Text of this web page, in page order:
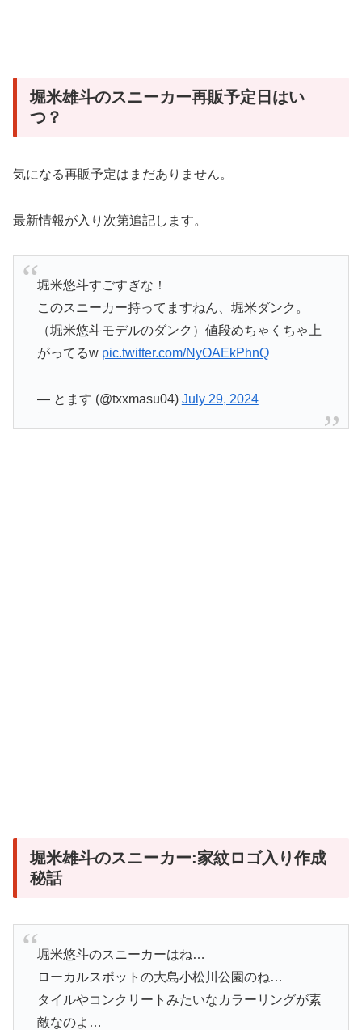
堀米雄斗のスニーカー再販予定日はい
つ？
気になる再販予定はまだありません。
最新情報が入り次第追記します。
堀米悠斗すごすぎな！
このスニーカー持ってますねん、堀米ダンク。
（堀米悠斗モデルのダンク）値段めちゃくちゃ上
がってるw pic.twitter.com/NyOAEkPhnQ
— とます (@txxmasu04) July 29, 2024
堀米雄斗のスニーカー:家紋ロゴ入り作成
秘話
堀米悠斗のスニーカーはね…
ローカルスポットの大島小松川公園のね…
タイルやコンクリートみたいなカラーリングが素
敵なのよ…